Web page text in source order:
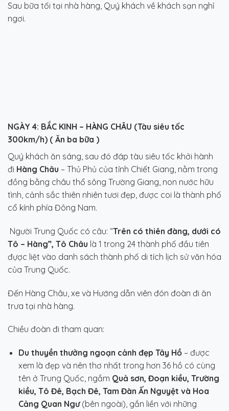
Sau bữa tối tại nhà hàng, Quý khách về khách sạn nghỉ
ngơi.
NGÀY 4: BẮC KINH – HÀNG CHÂU (Tàu siêu tốc
300km/h) ( Ăn ba bữa )
Quý khách ăn sáng, sau đó đáp tàu siêu tốc khởi hành
đi Hàng Châu – Thủ Phủ của tỉnh Chiết Giang, nằm trong
đồng bằng châu thổ sông Trường Giang, non nước hữu
tình, cảnh sắc thiên nhiên tươi đẹp, được coi là thành phố
cổ kính phía Đông Nam.
Người Trung Quốc có câu: “Trên có thiên đàng, dưới có
Tô – Hàng”, Tô Châu là 1 trong 24 thành phố đầu tiên
đựợc liệt vào danh sách thành phố di tích lịch sử văn hóa
của Trung Quốc.
Đến Hàng Châu, xe và Hướng dẫn viên đón đoàn đi ăn
trưa tại nhà hàng.
Chiều đoàn đi tham quan:
Du thuyền thưởng ngoạn cảnh đẹp Tây Hồ– được
xem là đẹp và nên thơ nhất trong hơn 36 hồ có cùng
tên ở Trung Quốc, ngắm Quả sơn, Đoạn kiều, Trường
kiều, Tô Đê, Bạch Đê, Tam Đàn Ấn Nguyệt và Hoa
Cảng Quan Ngư(bên ngoài), gắn liền với những